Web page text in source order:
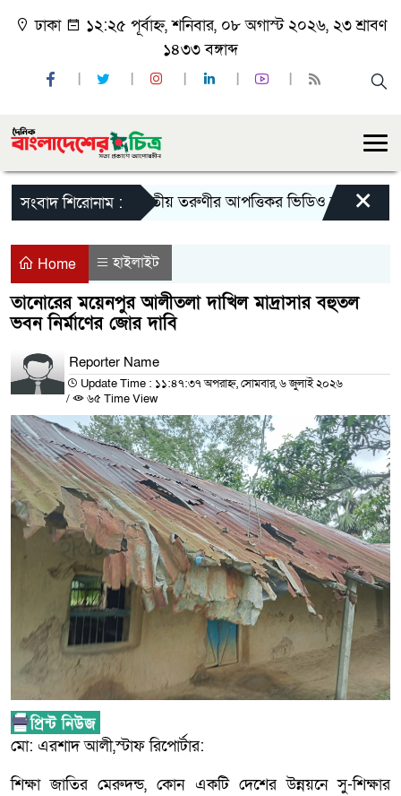
ঢাকা
১২:২৫ পূর্বাহ্ন, শনিবার, ০৮ অগাস্ট ২০২৬, ২৩ শ্রাবণ
১৪৩৩ বঙ্গাব্দ
সংবাদ শিরোনাম :ভারতীয় তরুণীর আপত্তিকর ভিডিও ছড়িয়ে ×
Home হাইলাইট
তানোরের ময়েনপুর আলীতলা দাখিল মাদ্রাসার বহুতল
ভবন নির্মাণের জোর দাবি
Reporter Name
Update Time : ১১:৪৭:৩৭ অপরাহ্ন, সোমবার, ৬ জুলাই ২০২৬
/
৬৫ Time View
মো: এরশাদ আলী,স্টাফ রিপোর্টার:
শিক্ষা জাতির মেরুদন্ড, কোন একটি দেশের উন্নয়নে সু-শিক্ষার